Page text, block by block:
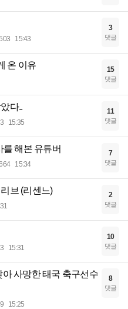
15:43
3
댓글
온 이유 15
댓글
다..
15:35
11
댓글
를 해본 유튜버
15:34
7
댓글
브 (리센느) 2
댓글
15:31
10
댓글
사망한 태국 축구선수
15:25
8
댓글